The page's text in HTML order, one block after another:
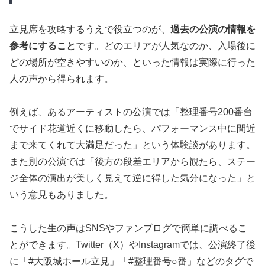
立見席を攻略するうえで役立つのが、 過去の公演の情報を
参考にすることです。どのエリアが人気なのか、入場後に
どの場所が空きやすいのか、といった情報は実際に行った
人の声から得られます。
例えば、あるアーティストの公演では「整理番号200番台
でサイド花道近くに移動したら、パフォーマンス中に間近
まで来てくれて大満足だった」という体験談があります。
また別の公演では「後方の段差エリアから観たら、ステー
ジ全体の演出が美しく見えて逆に得した気分になった」と
いう意見もありました。
こうした生の声はSNSやファンブログで簡単に調べるこ
とができます。Twitter（X）やInstagramでは、公演終了後
に「#大阪城ホール立見」「#整理番号○番」などのタグで